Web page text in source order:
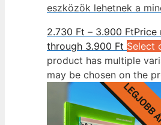
eszközök lehetnek a
2.730 Ft – 3.900 FtPrice
through 3.900 Ft Select
product has multiple
may be chosen on the